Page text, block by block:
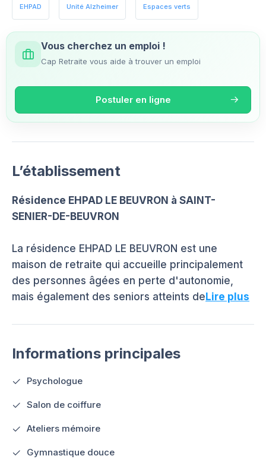
EHPAD Unité Alzheimer Espaces verts
Vous cherchez un emploi !
Cap Retraite vous aide à trouver un emploi
Postuler en ligne
L’établissement
Résidence EHPAD LE BEUVRON à SAINT-
SENIER-DE-BEUVRON
La résidence EHPAD LE BEUVRON est une
maison de retraite qui accueille principalement
des personnes âgées en perte d'autonomie,
mais également des seniors atteints deLire plus
Informations principales
Psychologue
Salon de coiffure
Ateliers mémoire
Gymnastique douce